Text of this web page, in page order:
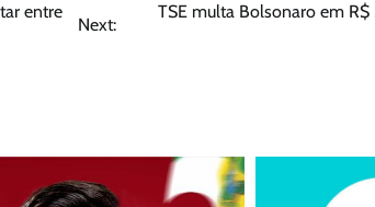
entre
Next:
TSE multa Bolsonaro em